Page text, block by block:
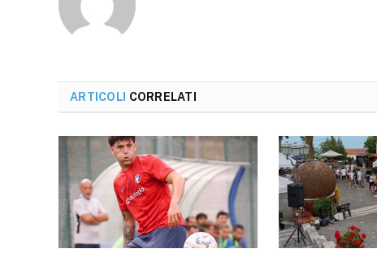
ARTICOLI CORRELATI